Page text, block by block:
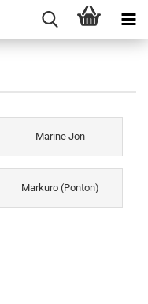
Marine Jon
Markuro (Ponton)